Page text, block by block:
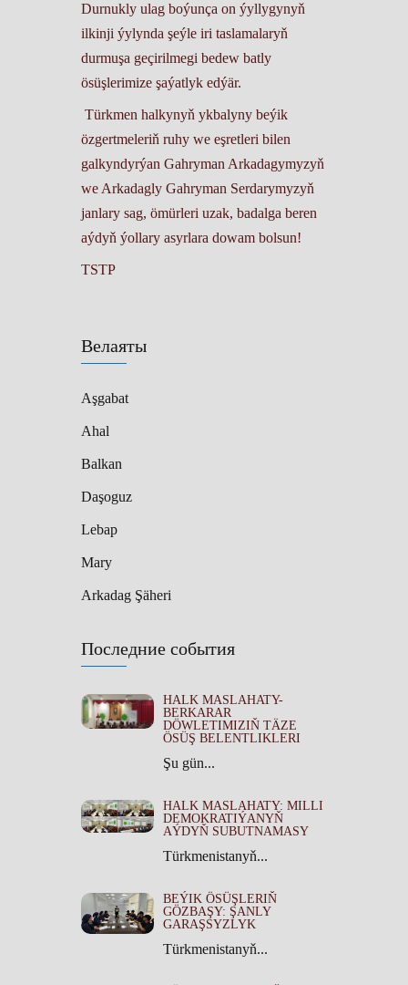
Велаяты
Aşgabat
Ahal
Balkan
Daşoguz
Lebap
Mary
Arkadag Şäheri
Последние события
HALK MASLAHATY-
BERKARAR
DÖWLETIMIZIŇ TÄZE
ÖSÜŞ BELENTLIKLERI
Şu gün...
HALK MASLAHATY: MILLI
DEMOKRATIÝANYŇ
AÝDYŇ SUBUTNAMASY
Türkmenistanyň...
BEÝIK ÖSÜŞLERIŇ
GÖZBAŞY: ŞANLY
GARAŞSYZLYK
Türkmenistanyň...
Durnukly ulag boýunça on ýyllygynyň
ilkinji ýylynda şeýle iri taslamalaryň
durmuşa geçirilmegi bedew batly
ösüşlerimize şaýatlyk edýär.
Türkmen halkynyň ykbalyny beýik
özgertmeleriň ruhy we eşretleri bilen
galkyndyrýan Gahryman Arkadagymyzyň
we Arkadagly Gahryman Serdarymyzyň
janlary sag, ömürleri uzak, badalga beren
aýdyň ýollary asyrlara dowam bolsun!
TSTP